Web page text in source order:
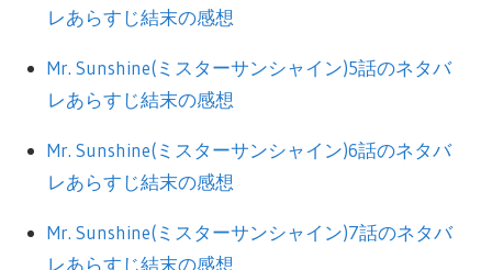
レあらすじ結末の感想
Mr. Sunshine(ミスターサンシャイン)5話のネタバ
レあらすじ結末の感想
Mr. Sunshine(ミスターサンシャイン)6話のネタバ
レあらすじ結末の感想
Mr. Sunshine(ミスターサンシャイン)7話のネタバ
レあらすじ結末の感想